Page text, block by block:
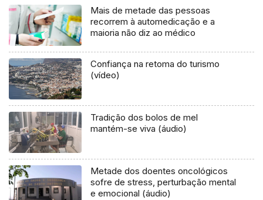
Mais de metade das pessoas
recorrem à automedicação e a
maioria não diz ao médico
Confiança na retoma do turismo
(vídeo)
Tradição dos bolos de mel
mantém-se viva (áudio)
Metade dos doentes oncológicos
sofre de stress, perturbação mental
e emocional (áudio)